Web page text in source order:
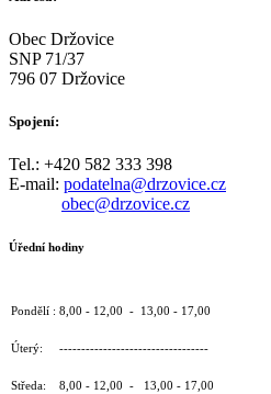
Obec Držovice
SNP 71/37
796 07 Držovice
Spojení:
Tel.: +420 582 333 398
E-mail: podatelna@drzovice.cz
obec@drzovice.cz
Úřední hodiny
Pondělí : 8,00 - 12,00 - 13,00 - 17,00
Úterý: ----------------------------------
Středa: 8,00 - 12,00 - 13,00 - 17,00